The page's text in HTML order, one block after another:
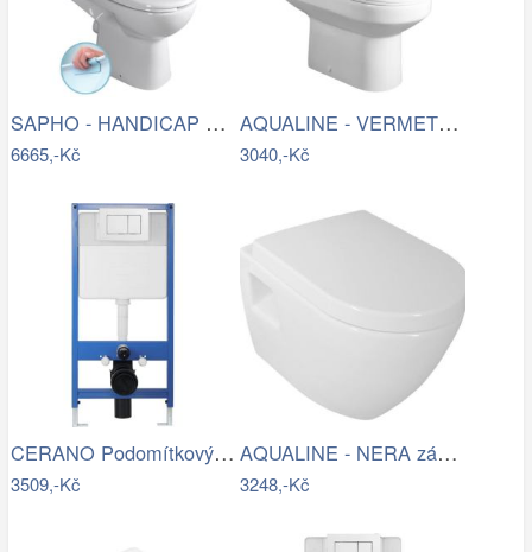
SAPHO - HANDICAP WC kombi zvýšený sedák…
6665,-Kč
AQUALINE - VERMET WC kombi, spodní…
3040,-Kč
CERANO Podomítkový WC set, modul, WC…
3509,-Kč
AQUALINE - NERA závěsná WC mísa, 35…
3248,-Kč